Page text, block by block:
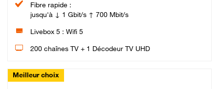
Fibre rapide :
jusqu'à ↓ 1 Gbit/s ↑ 700 Mbit/s
Livebox 5 : Wifi 5
200 chaînes TV + 1 Décodeur TV UHD
Meilleur choix